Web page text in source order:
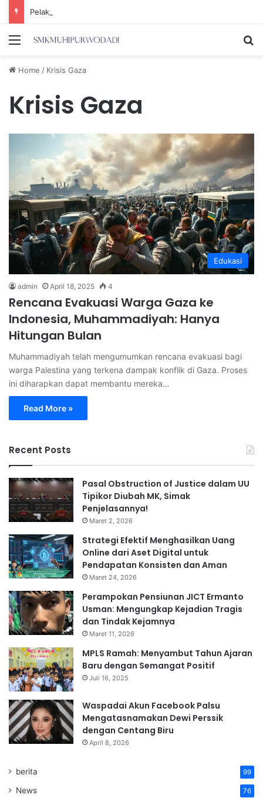
Menu
Home / Krisis Gaza
Krisis Gaza
Edukasi
admin April 18, 2025 4
Rencana Evakuasi Warga Gaza ke
Indonesia, Muhammadiyah: Hanya
Hitungan Bulan
Muhammadiyah telah mengumumkan rencana evakuasi bagi
warga Palestina yang terkena dampak konflik di Gaza. Proses
ini diharapkan dapat membantu mereka…
Read More »
Recent Posts
Pasal Obstruction of Justice dalam UU
Tipikor Diubah MK, Simak
Penjelasannya!
Maret 2, 2026
Strategi Efektif Menghasilkan Uang
Online dari Aset Digital untuk
Pendapatan Konsisten dan Aman
Maret 24, 2026
Perampokan Pensiunan JICT Ermanto
Usman: Mengungkap Kejadian Tragis
dan Tindak Kejamnya
Maret 11, 2026
MPLS Ramah: Menyambut Tahun Ajaran
Baru dengan Semangat Positif
Juli 16, 2025
Waspadai Akun Facebook Palsu
Mengatasnamakan Dewi Perssik
dengan Centang Biru
April 8, 2026
berita 99
News 76